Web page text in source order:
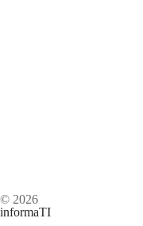
© 2026
informaTI